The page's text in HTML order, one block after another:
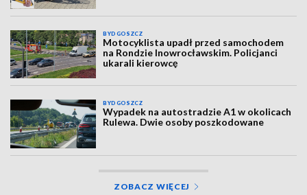
BYDGOSZCZ
Motocyklista upadł przed samochodem
na Rondzie Inowrocławskim. Policjanci
ukarali kierowcę
BYDGOSZCZ
Wypadek na autostradzie A1 w okolicach
Rulewa. Dwie osoby poszkodowane
ZOBACZ WIĘCEJ